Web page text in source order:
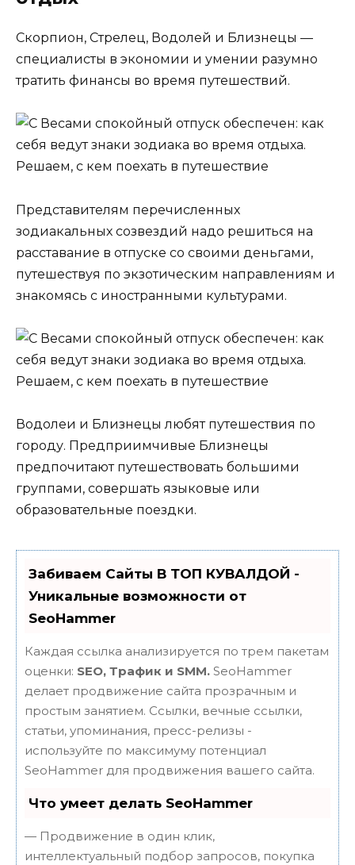
Скорпион, Стрелец, Водолей и Близнецы —
специалисты в экономии и умении разумно
тратить финансы во время путешествий.
Представителям перечисленных
зодиакальных созвездий надо решиться на
расставание в отпуске со своими деньгами,
путешествуя по экзотическим направлениям и
знакомясь с иностранными культурами.
Водолеи и Близнецы любят путешествия по
городу. Предприимчивые Близнецы
предпочитают путешествовать большими
группами, совершать языковые или
образовательные поездки.
Забиваем Сайты В ТОП КУВАЛДОЙ -
Уникальные возможности от
SeoHammer
Каждая ссылка анализируется по трем пакетам
оценки: SEO, Трафик и SMM. SeoHammer
делает продвижение сайта прозрачным и
простым занятием. Ссылки, вечные ссылки,
статьи, упоминания, пресс-релизы -
используйте по максимуму потенциал
SeoHammer для продвижения вашего сайта.
Что умеет делать SeoHammer
— Продвижение в один клик,
интеллектуальный подбор запросов, покупка